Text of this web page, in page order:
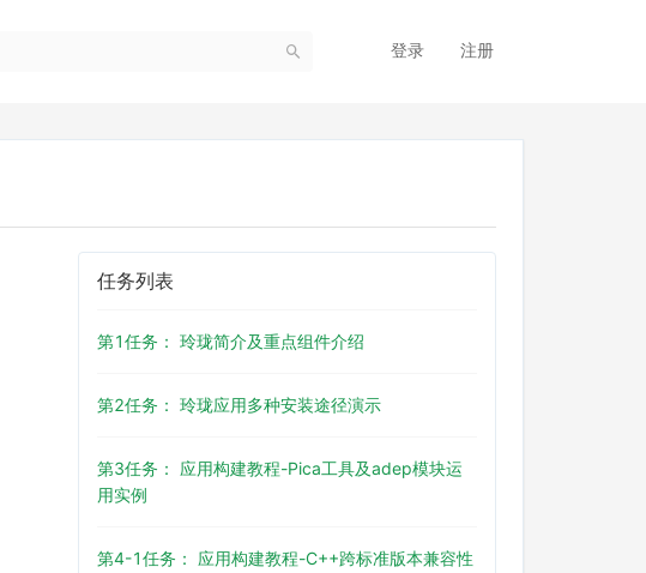
登录 注册
任务列表
第1任务： 玲珑简介及重点组件介绍
第2任务： 玲珑应用多种安装途径演示
第3任务： 应用构建教程-Pica工具及adep模块运
用实例
第4-1任务： 应用构建教程-C++跨标准版本兼容性